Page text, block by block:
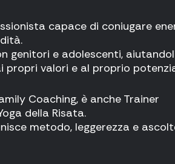
capace di coniugare
genitori e adolescenti,
propri valori e al proprio
Coaching, è anche Trainer
della Risata.
metodo, leggerezza e